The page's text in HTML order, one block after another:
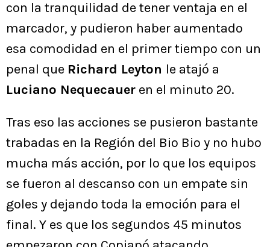
con la tranquilidad de tener ventaja en el
marcador, y pudieron haber aumentado
esa comodidad en el primer tiempo con un
penal que Richard Leyton le atajó a
Luciano Nequecauer en el minuto 20.
Tras eso las acciones se pusieron bastante
trabadas en la Región del Bio Bio y no hubo
mucha más acción, por lo que los equipos
se fueron al descanso con un empate sin
goles y dejando toda la emoción para el
final. Y es que los segundos 45 minutos